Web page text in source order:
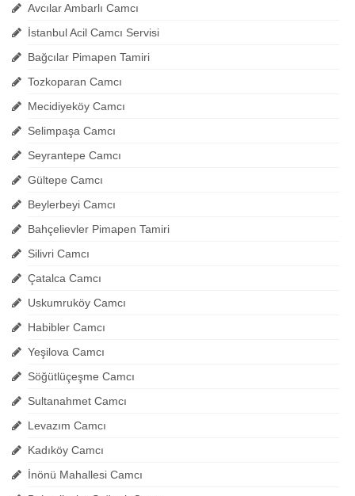
Avcılar Ambarlı Camcı
İstanbul Acil Camcı Servisi
Bağcılar Pimapen Tamiri
Tozkoparan Camcı
Mecidiyeköy Camcı
Selimpaşa Camcı
Seyrantepe Camcı
Gültepe Camcı
Beylerbeyi Camcı
Bahçelievler Pimapen Tamiri
Silivri Camcı
Çatalca Camcı
Uskumruköy Camcı
Habibler Camcı
Yeşilova Camcı
Söğütlüçeşme Camcı
Sultanahmet Camcı
Levazım Camcı
Kadıköy Camcı
İnönü Mahallesi Camcı